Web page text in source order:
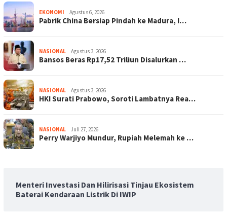
EKONOMI Agustus 6, 2026
Pabrik China Bersiap Pindah ke Madura, I…
NASIONAL Agustus 3, 2026
Bansos Beras Rp17,52 Triliun Disalurkan …
NASIONAL Agustus 3, 2026
HKI Surati Prabowo, Soroti Lambatnya Rea…
NASIONAL Juli 27, 2026
Perry Warjiyo Mundur, Rupiah Melemah ke …
Menteri Investasi Dan Hilirisasi Tinjau Ekosistem
Baterai Kendaraan Listrik Di IWIP